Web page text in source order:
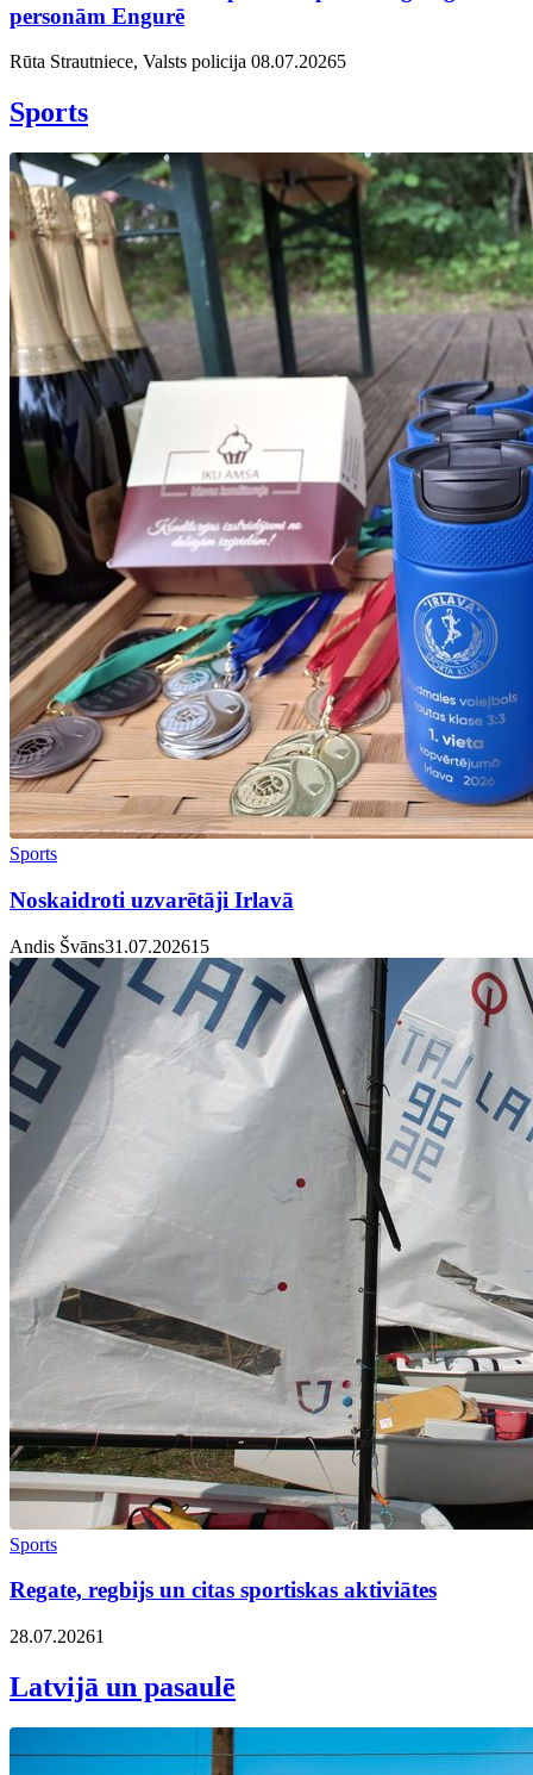
personām Engurē
Rūta Strautniece, Valsts policija 08.07.20265
Sports
Sports
Noskaidroti uzvarētāji Irlavā
Andis Švāns31.07.20261 5
Sports
Regate, regbijs un citas sportiskas aktiviātes
28.07.20261
Latvijā un pasaulē